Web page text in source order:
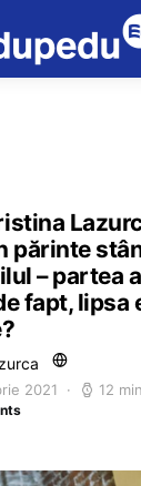
părinte
– partea
fapt,
2021 12